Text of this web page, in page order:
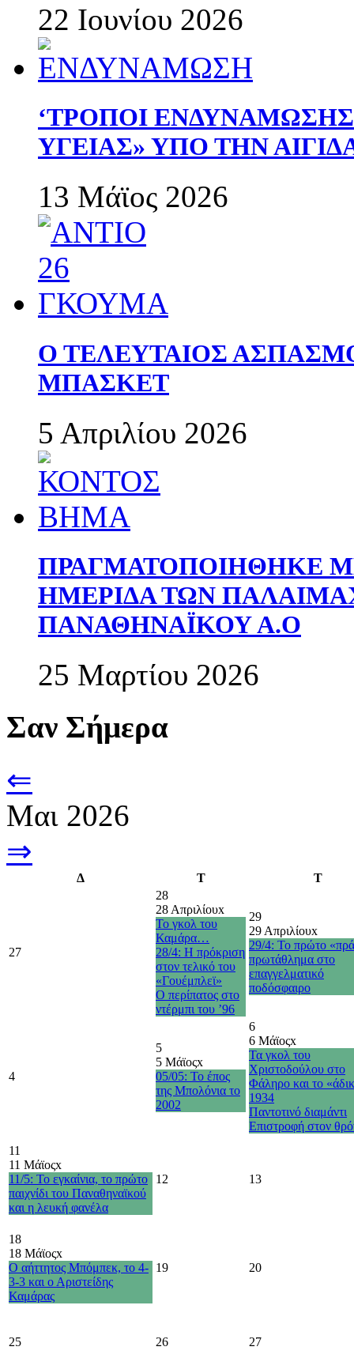
22 Ιουνίου 2026
‘ΤΡΟΠΟΙ
ΥΓΕΙΑΣ» ΥΠΟ ΤΗΝ
13 Μάϊος 2026
Ο ΤΕΛΕΥΤΑΙΟΣ
ΜΠΑΣΚΕΤ
5 Απριλίου 2026
ΠΡΑΓΜΑΤΟΠΟΙΗΘΗΚΕ
ΗΜΕΡΙΔΑ ΤΩΝ
ΠΑΝΑΘΗΝΑΪΚΟΥ Α.Ο
25 Μαρτίου 2026
Σαν Σήμερα
⇐
Μαι 2026
⇒
Δ Τ Τ
27
28
28 Απριλίουx
Το γκολ του
Καμάρα…
28/4: Η πρόκριση
στον τελικό του
«Γουέμπλεϊ»
O περίπατος στο
ντέρμπι του ’96
29
29 Απριλίουx
29/4: Το πρώτο
πρωτάθλημα στο
επαγγελματικό
ποδόσφαιρο
4
5
5 Μάϊοςx
05/05: Το έπος
της Μπολόνια το
2002
6
6 Μάϊοςx
Τα γκολ του
Χριστοδούλου στο
Φάληρο και το
1934
Παντοτινό διαμάντι
Επιστροφή στον
11
11 Μάϊοςx
11/5: Το εγκαίνια, το πρώτο
παιχνίδι του Παναθηναϊκού
και η λευκή φανέλα
12 13
18
18 Μάϊοςx
Ο αήττητος Μπόμπεκ, το 4-
3-3 και ο Αριστείδης
Καμάρας
19 20
25 26 27